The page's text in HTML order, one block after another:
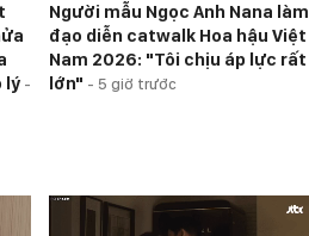
lý -
Người mẫu Ngọc Anh Nana làm
đạo diễn catwalk Hoa hậu Việt
Nam 2026: "Tôi chịu áp lực rất
lớn" - 5 giờ trước